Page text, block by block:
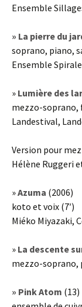
Ensemble
» La pierre du
soprano, piano,
Ensemble
» Lumière des
mezzo-soprano,
Landestival,
Version pour
Hélène Ruggeri
»Azuma (2006)
koto et voix (7′)
Miéko Miyazaki,
» La descente
mezzo-soprano,
» Pink Atom (13)